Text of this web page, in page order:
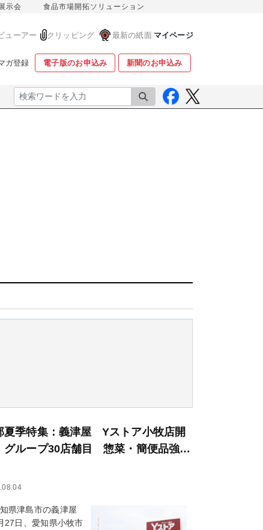
示会 食品市場開拓ソリューション
ューアー クリッピング 最新の紙面 マイページ
ガ登録 電子版のお申込み 新聞のお申込み
検索
夏季特集：義津屋 Yストア小牧店開
ループ30店舗目 惣菜・簡便品強…
県津島市の義津屋
27日、愛知県小牧市